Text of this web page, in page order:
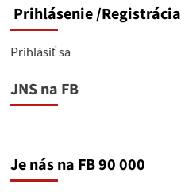
Prihlásenie/Registrácia
Prihlásiť sa
JNS na FB
Je nás na FB 90 000